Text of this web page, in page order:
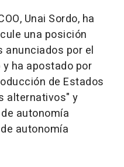
Unai Sordo, ha
una posición
anunciados por el
y ha apostado por
de Estados
alternativos" y
autonomía
autonomía